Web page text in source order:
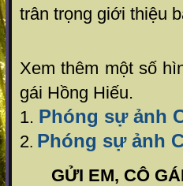
trân trọng giới thiệu
Xem thêm một số
gái Hồng Hiếu.
1. Phóng sự ảnh
2. Phóng sự ảnh
GỬI EM, CÔ